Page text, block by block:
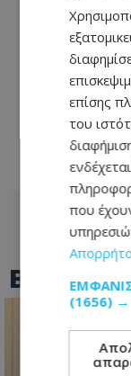
07.08.2026 - 14:01
BEST OF
επίσης
του
που
(1656) →